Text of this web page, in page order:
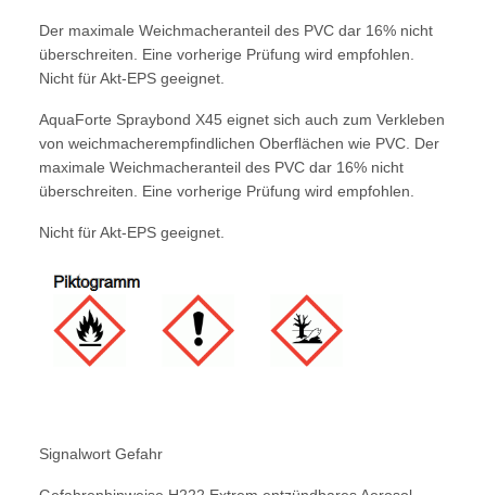
Der maximale Weichmacheranteil des PVC dar 16% nicht
überschreiten. Eine vorherige Prüfung wird empfohlen.
Nicht für Akt-EPS geeignet.
AquaForte Spraybond X45 eignet sich auch zum Verkleben
von weichmacherempfindlichen Oberflächen wie PVC. Der
maximale Weichmacheranteil des PVC dar 16% nicht
überschreiten. Eine vorherige Prüfung wird empfohlen.
Nicht für Akt-EPS geeignet.
Signalwort Gefahr